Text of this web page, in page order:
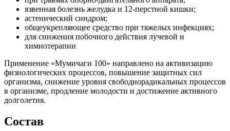
язвенная болезнь желудка и 12-перстной кишки;
астенический синдром;
общеукрепляющее средство при тяжелых инфекциях;
для снижения побочного действия лучевой и
химиотерапии
Применение «Мумичаги 100» направлено на активизацию
физиологических процессов, повышение защитных сил
организма, снижение уровня свободнорадикальных процессов
в организме, продление молодости и достижение активного
долголетия.
Состав